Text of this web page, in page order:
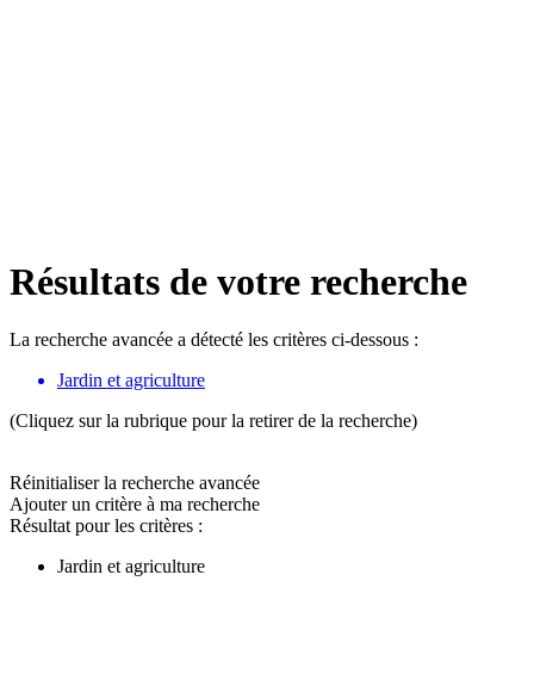
Résultats de votre recherche
La recherche avancée a détecté les critères ci-dessous :
Jardin et agriculture
(Cliquez sur la rubrique pour la retirer de la recherche)
Réinitialiser la recherche avancée
Ajouter un critère à ma recherche
Résultat pour les critères :
Jardin et agriculture